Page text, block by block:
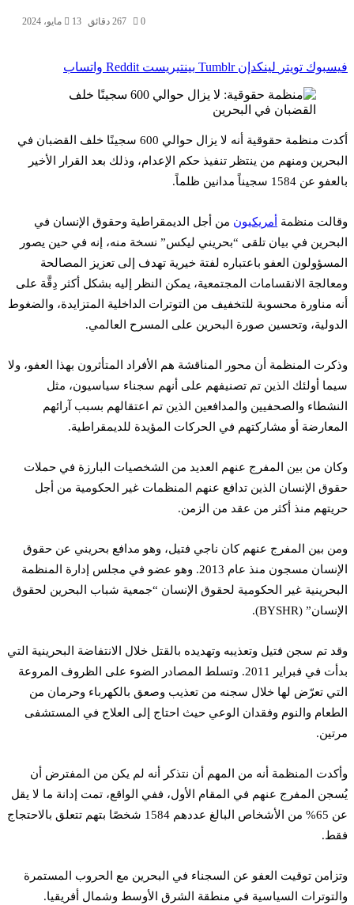
13 مايو، 2024 0
672 دقائق
فيسبوك تويتر لينكدإن بينتيريست واتساب
أكدت منظمة حقوقية أنه لا يزال حوالي 600 سجينًا خلف القضبان في
البحرين ومنهم من ينتظر تنفيذ حكم الإعدام، وذلك بعد القرار الأخير
بالعفو عن 1584 سجيناً مدانين ظلماً.
وقالت منظمة أمريكيونمن أجل الديمقراطية وحقوق الإنسان في
البحرين في بيان تلقى “بحريني ليكس” نسخة منه، إنه في حين يصور
المسؤولون العفو باعتباره لفتة خيرية تهدف إلى تعزيز المصالحة
ومعالجة الانقسامات المجتمعية، يمكن النظر إليه بشكل أكثر دِقَّة على
أنه مناورة محسوبة للتخفيف من التوترات الداخلية المتزايدة، والضغوط
الدولية، وتحسين صورة البحرين على المسرح العالمي.
وذكرت المنظمة أن محور المناقشة هم الأفراد المتأثرون بهذا العفو، ولا
سيما أولئك الذين تم تصنيفهم على أنهم سجناء سياسيون، مثل
النشطاء والصحفيين والمدافعين الذين تم اعتقالهم بسبب آرائهم
المعارضة أو مشاركتهم في الحركات المؤيدة للديمقراطية.
وكان من بين المفرج عنهم العديد من الشخصيات البارزة في حملات
حقوق الإنسان الذين تدافع عنهم المنظمات غير الحكومية من أجل
حريتهم منذ أكثر من عقد من الزمن.
ومن بين المفرج عنهم كان ناجي فتيل، وهو مدافع بحريني عن حقوق
الإنسان مسجون منذ عام 2013. وهو عضو في مجلس إدارة المنظمة
البحرينية غير الحكومية لحقوق الإنسان “جمعية شباب البحرين لحقوق
الإنسان” (BYSHR).
وقد تم سجن فتيل وتعذيبه وتهديده بالقتل خلال الانتفاضة البحرينية التي
بدأت في فبراير 2011. وتسلط المصادر الضوء على الظروف المروعة
التي تعرّض لها خلال سجنه من تعذيب وصعق بالكهرباء وحرمان من
الطعام والنوم وفقدان الوعي حيث احتاج إلى العلاج في المستشفى
مرتين.
وأكدت المنظمة أنه من المهم أن نتذكر أنه لم يكن من المفترض أن
يُسجن المفرج عنهم في المقام الأول، ففي الواقع، تمت إدانة ما لا يقل
عن 65% من الأشخاص البالغ عددهم 1584 شخصًا بتهم تتعلق بالاحتجاج
فقط.
وتزامن توقيت العفو عن السجناء في البحرين مع الحروب المستمرة
والتوترات السياسية في منطقة الشرق الأوسط وشمال أفريقيا.